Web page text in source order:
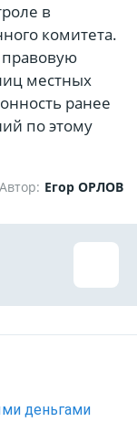
в
комитета.
правовую
местных
ранее
по этому
Автор: Егор ОРЛОВ
деньгами